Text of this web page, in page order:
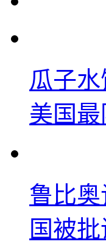
瓜子
美国
鲁比
国被